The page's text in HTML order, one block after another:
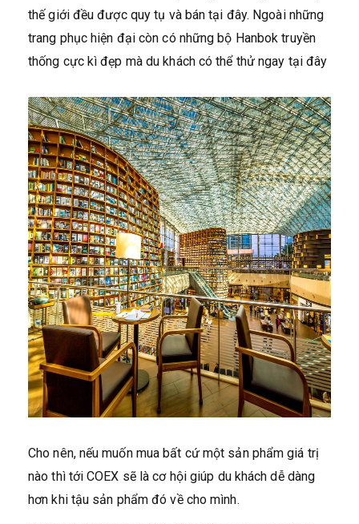
thế giới đều được quy tụ và bán tại đây. Ngoài những
trang phục hiện đại còn có những bộ Hanbok truyền
thống cực kì đẹp mà du khách có thể thử ngay tại đây
Cho nên, nếu muốn mua bất cứ một sản phẩm giá trị
nào thì tới COEX sẽ là cơ hội giúp du khách dễ dàng
hơn khi tậu sản phẩm đó về cho mình.